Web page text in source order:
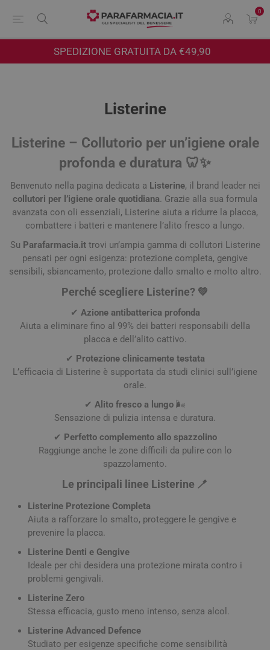
0
SPEDIZIONE GRATUITA DA €49,90
Listerine
Listerine – Collutorio per un’igiene orale
profonda e duratura 🦷✨
Benvenuto nella pagina dedicata a Listerine, il brand leader nei
collutori per l’igiene orale quotidiana. Grazie alla sua formula
avanzata con oli essenziali, Listerine aiuta a ridurre la placca,
combattere i batteri e mantenere l’alito fresco a lungo.
Su Parafarmacia.ittrovi un’ampia gamma di collutori Listerine
pensati per ogni esigenza: protezione completa, gengive
sensibili, sbiancamento, protezione dallo smalto e molto altro.
Perché scegliere Listerine? 💚
✔ Azione antibatterica profonda
Aiuta a eliminare fino al 99% dei batteri responsabili della
placca e dell’alito cattivo.
✔ Protezione clinicamente testata
L’efficacia di Listerine è supportata da studi clinici sull’igiene
orale.
✔ Alito fresco a lungo 🌬️
Sensazione di pulizia intensa e duratura.
✔ Perfetto complemento allo spazzolino
Raggiunge anche le zone difficili da pulire con lo
spazzolamento.
Le principali linee Listerine 🪥
Listerine Protezione Completa
Aiuta a rafforzare lo smalto, proteggere le gengive e
prevenire la placca.
Listerine Denti e Gengive
Ideale per chi desidera una protezione mirata contro i
problemi gengivali.
Listerine Zero
Stessa efficacia, gusto meno intenso, senza alcol.
Listerine Advanced Defence
Studiato per esigenze specifiche come sensibilità